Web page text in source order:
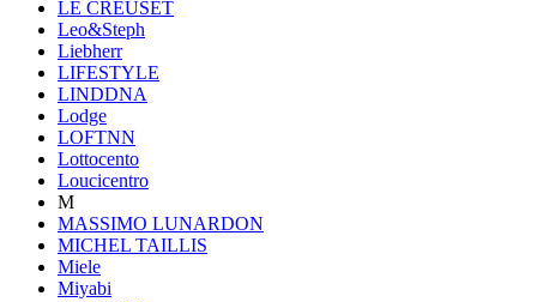
LE CREUSET
Leo&Steph
Liebherr
LIFESTYLE
LINDDNA
Lodge
LOFTNN
Lottocento
Loucicentro
M
MASSIMO LUNARDON
MICHEL TAILLIS
Miele
Miyabi